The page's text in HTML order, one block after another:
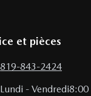
et pièces
819-843-2424
Lundi -Vendredi8:00